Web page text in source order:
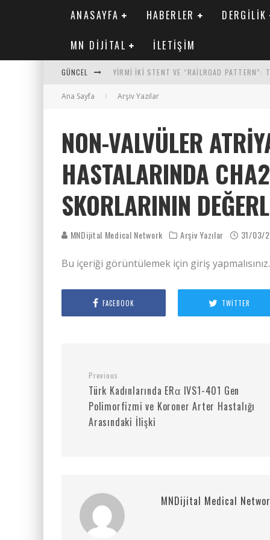
ANASAYFA HABERLER DERGILIK
MN DIJITAL İLETIŞIM
GÜNCEL YIRMI İKI STENT VE “RAILROAD PATTERN”:
SAFEN VEN GREFT HASTALIĞI ILE İLIŞKILI
MN KARDIYOLOJI YIL 33 SAYI 2 2026
Ana Sayfa Arşiv Yazılar
NON-VALVÜLER
HASTALARINDA
SKORLARININ
MNDijital Medical Network Arşiv Yazılar 31/03/
Bu içeriği görüntülemek için giriş
FACEBOOK TWITTER
Previous
Türk Kadınlarında ERα IVS1-401 Gen
Polimorfizmi ve Koroner Arter Hastalığı
Arasındaki İlişki
MNDijital Medical